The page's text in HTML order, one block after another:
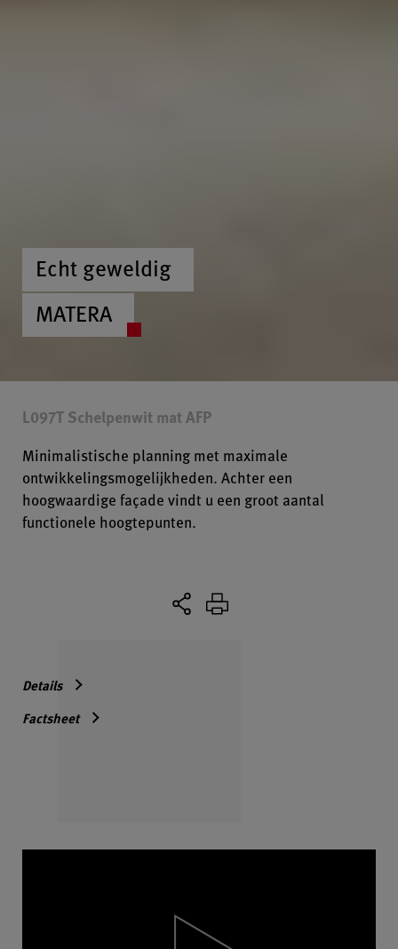
Echt geweldig
MATERA
L097T Schelpenwit mat AFP
Minimalistische planning met maximale
ontwikkelingsmogelijkheden. Achter een
hoogwaardige façade vindt u een groot aantal
functionele hoogtepunten.
Details
Factsheet